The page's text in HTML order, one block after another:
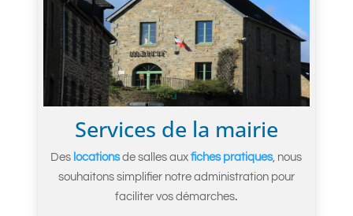
Services de la mairie
Des locations de salles auxfiches pratiques, nous
souhaitons simplifier notre administration pour
faciliter vos démarches.